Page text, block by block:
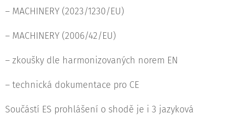
– MACHINERY (2023/1230/EU)
– MACHINERY (2006/42/EU)
– zkoušky dle harmonizovaných norem EN
– technická dokumentace pro CE
Součástí ES prohlášení o shodě je i 3 jazyková